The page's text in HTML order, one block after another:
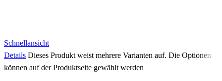
Schnellansicht
Details Dieses Produkt weist mehrere Varianten auf. Die Optionen
können auf der Produktseite gewählt werden